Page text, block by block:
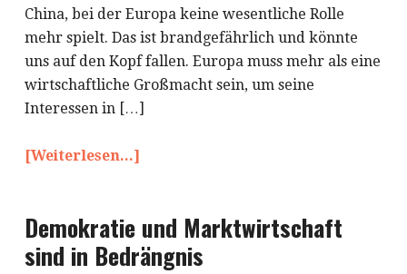
China, bei der Europa keine wesentliche Rolle
mehr spielt. Das ist brandgefährlich und könnte
uns auf den Kopf fallen. Europa muss mehr als eine
wirtschaftliche Großmacht sein, um seine
Interessen in […]
[Weiterlesen...]
Demokratie und Marktwirtschaft
sind in Bedrängnis